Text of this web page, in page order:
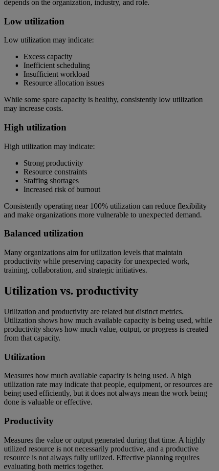
depends on the organization, industry, and role.
Low utilization
Low utilization may indicate:
Excess capacity
Inefficient scheduling
Insufficient workload
Resource allocation issues
While some spare capacity is healthy, consistently low utilization
may increase costs.
High utilization
High utilization may indicate:
Strong productivity
Resource constraints
Staffing shortages
Increased risk of burnout
Consistently operating near 100% utilization can reduce flexibility
and make organizations more vulnerable to unexpected demand.
Balanced utilization
Many organizations aim for utilization levels that maintain
productivity while preserving capacity for unexpected work,
training, collaboration, and strategic initiatives.
Utilization vs. productivity
Utilization and productivity are related but distinct metrics.
Utilization shows how much available capacity is being used, while
productivity shows how much value, output, or progress is created
from that capacity.
Utilization
Measures how much available capacity is being used. A high
utilization rate may indicate that people, equipment, or resources are
being used efficiently, but it does not always mean the work being
done is valuable or effective.
Productivity
Measures the value or output generated during that time. A highly
utilized resource is not necessarily productive, and a productive
resource is not always fully utilized. Effective planning requires
evaluating both metrics together.